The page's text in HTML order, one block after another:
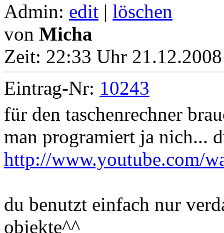
Admin: edit | löschen
von Micha
Zeit: 22:33 Uhr
Eintrag-Nr: 10243
für den taschenrechner
man programiert ja nich...
http://www.youtube.com/
du benutzt einfach nur
objekte^^